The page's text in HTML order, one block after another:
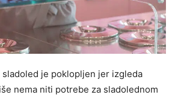
sladoled je poklopljen jer izgleda
nema niti potrebe za sladolednom